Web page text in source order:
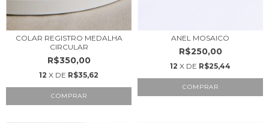
COLAR REGISTRO MEDALHA
CIRCULAR
R$350,00
12 X DE R$35,62
ANEL MOSAICO
R$250,00
12 X DE R$25,44
COMPRAR